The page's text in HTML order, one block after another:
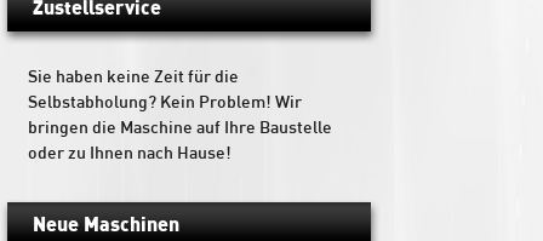
Zustellservice
Sie haben keine Zeit für die
Selbstabholung? Kein Problem! Wir
bringen die Maschine auf Ihre Baustelle
oder zu Ihnen nach Hause!
Neue Maschinen